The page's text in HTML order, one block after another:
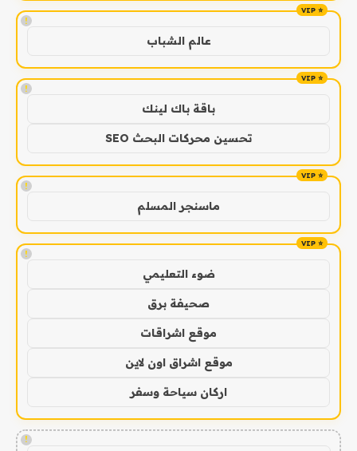
!
عالم الشباب
!
باقة باك لينك
تحسين محركات البحث SEO
!
ماسنجر المسلم
!
ضوء التعليمي
صحيفة برق
موقع اشراقات
موقع اشراق اون لاين
اركان سياحة وسفر
!